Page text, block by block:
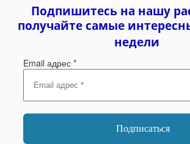
Подпишитесь на нашу
получайте самые
недели
Email адрес *